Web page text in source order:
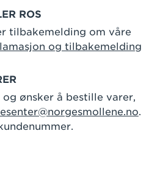
ROS
tilbakemelding om våre
og tilbakemelding
ønsker å bestille varer,
.